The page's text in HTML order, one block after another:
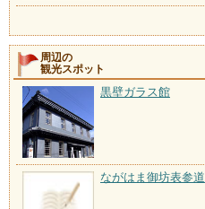
周辺の
観光スポット
黒壁ガラス館
ながはま御坊表参道